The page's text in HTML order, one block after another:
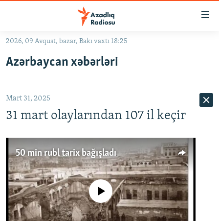
Əsas
qayıt
qayıt
Axtarışa
QANUNI DOĞRU
ARAŞDIRMA
MULTIMEDIA
VIDEO
FOTOQALEREYA
RADIO ARXIV
OXU ZALI
HAQQIMIZDA
2026, 09 Avqust, bazar, Bakı vaxtı 18:25
Azərbaycan xəbərləri
Mart 31, 2025
31 mart olaylarından 107 il keçir
50 min rubl tarix bağışladı
No media source currently available